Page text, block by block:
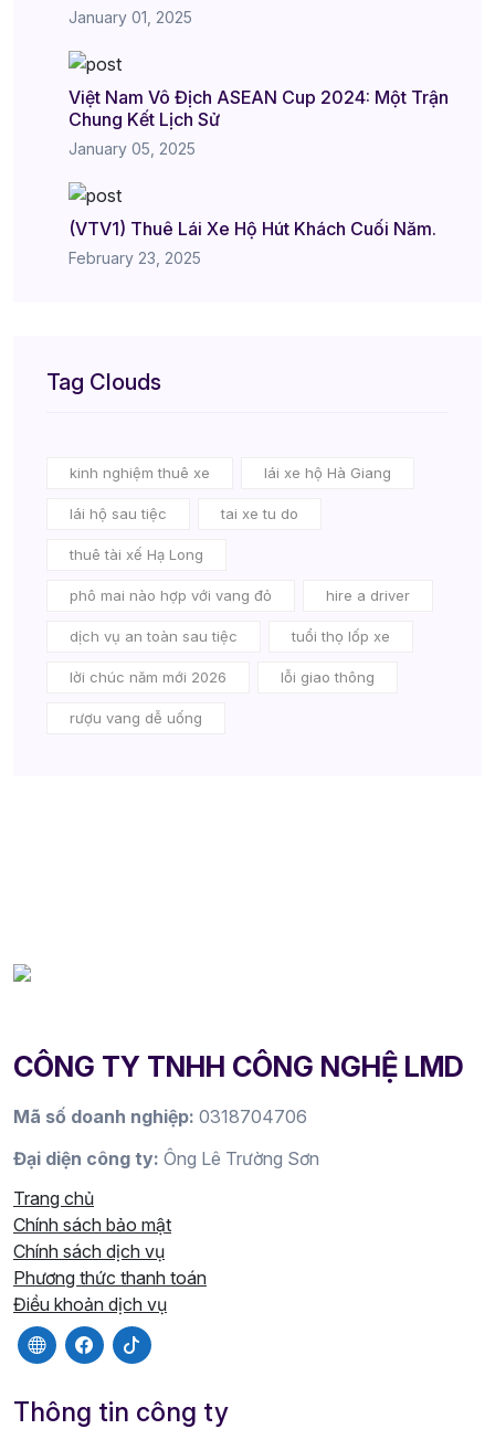
January 01, 2025
Việt Nam Vô Địch ASEAN Cup 2024: Một Trận
Chung Kết Lịch Sử
January 05, 2025
(VTV1) Thuê Lái Xe Hộ Hút Khách Cuối Năm.
February 23, 2025
Tag Clouds
kinh nghiệm thuê xe lái xe hộ Hà Giang
lái hộ sau tiệc tai xe tu do
thuê tài xế Hạ Long
phô mai nào hợp với vang đỏ hire a driver
dịch vụ an toàn sau tiệc tuổi thọ lốp xe
lời chúc năm mới 2026 lỗi giao thông
rượu vang dễ uống
CÔNG TY TNHH CÔNG NGHỆ LMD
Mã số doanh nghiệp: 0318704706
Đại diện công ty: Ông Lê Trường Sơn
Trang chủ
Chính sách bảo mật
Chính sách dịch vụ
Phương thức thanh toán
Điều khoản dịch vụ
Thông tin công ty